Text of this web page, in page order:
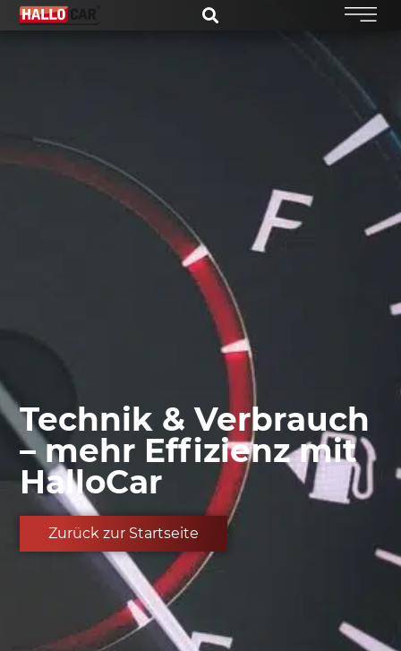
Technik & Verbrauch
– mehr Effizienz mit
HalloCar
Zurück zur Startseite